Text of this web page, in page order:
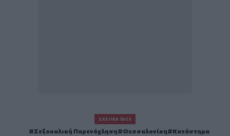
ΣΧΕΤΙΚΆ TAGS
Σεξουαλική Παρενόχληση Θεσσαλονίκη Κατάστημα